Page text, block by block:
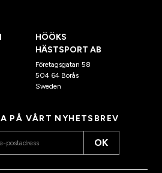
HÖÖKS
HÄSTSPORT AB
Företagsgatan 58
504 64 Borås
Sweden
PÅ VÅRT NYHETSBREV
OK